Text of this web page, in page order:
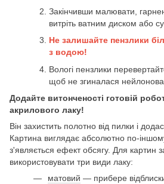
Закінчивши малювати,
витріть ватним диском або
Не залишайте пензлики
з водою!
Вологі пензлики
щоб не згиналася нейлонова
Додайте витонченості готовій
акрилового лаку!
Він захистить полотно від пилки і
Картина виглядає абсолютно по-
з'являється ефект обсягу. Для картин
використовувати три види лаку:
матовий — прибере